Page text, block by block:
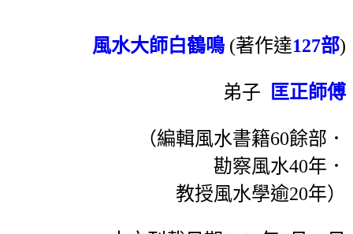
風水大師白鶴鳴(著作達127部)
弟子 匡正師傅
（編輯風水書籍60餘部．
勘察風水40年．
教授風水學逾20年）